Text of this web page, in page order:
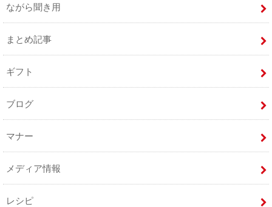
ながら聞き用
まとめ記事
ギフト
ブログ
マナー
メディア情報
レシピ